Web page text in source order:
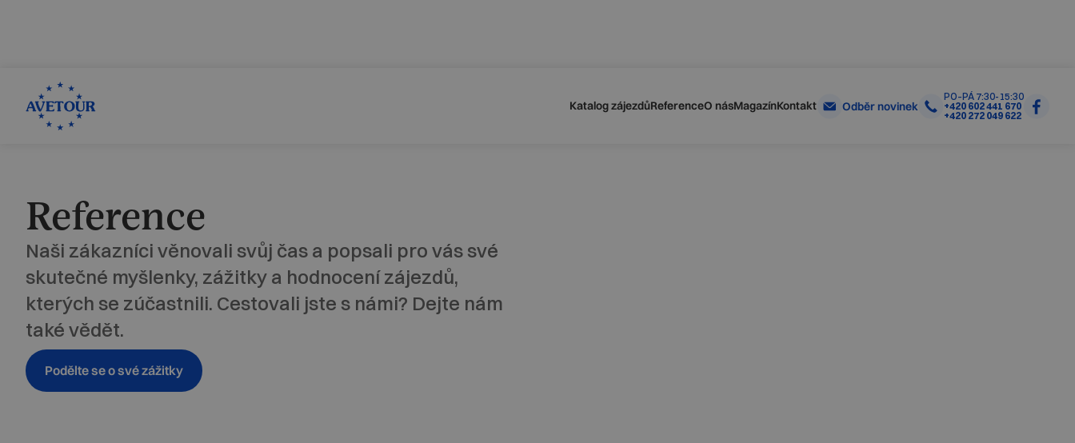
Katalog zájezdůReferenceO násMagazínKontakt Odběr novinek
PO–PÁ 7:30-15:30
+420 602 441 670
+420 272 049 622
Reference
Naši zákazníci věnovali svůj čas a popsali pro vás své
skutečné myšlenky, zážitky a hodnocení zájezdů,
kterých se zúčastnili. Cestovali jste s námi? Dejte nám
také vědět.
Podělte se o své zážitky